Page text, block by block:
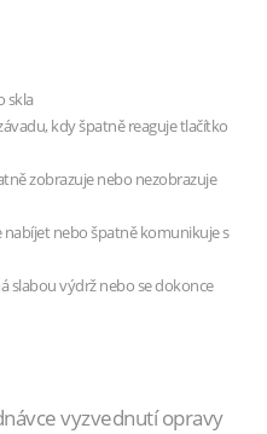
skla
kdy špatně reaguje tlačítko
zobrazuje nebo nezobrazuje
nebo špatně komunikuje s
slabou výdrž nebo se dokonce
vyzvednutí opravy